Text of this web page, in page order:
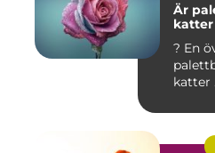
Är
katter
? En översikt över om